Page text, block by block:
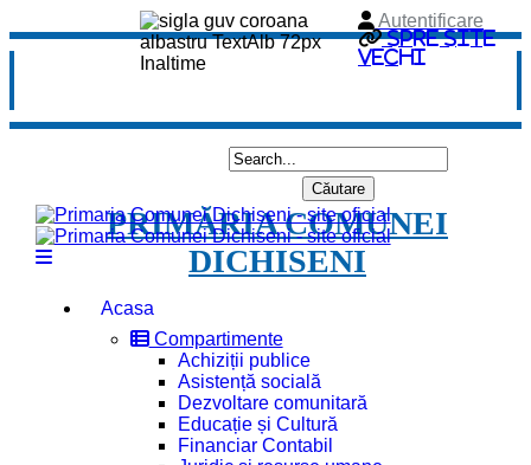
Spre site
vechi
Autentificare
PRIMĂRIA COMUNEI
DICHISENI
Acasa
Compartimente
Achiziții publice
Asistență socială
Dezvoltare comunitară
Educație și Cultură
Financiar Contabil